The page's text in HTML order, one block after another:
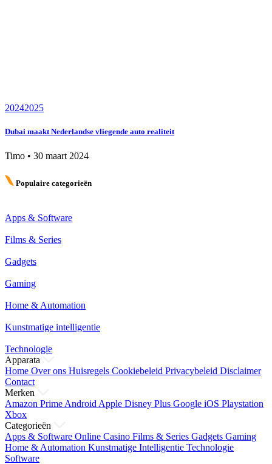
20242025
Dubai maakt Nederlandse vliegende auto realiteit
Timo • 30 maart 2024
Populaire categorieën
Apps & Software
Films & Series
Gadgets
Gaming
Home & Automation
Kunstmatige intelligentie
Technologie
Apparata
Home Over ons Huisregels Cookiebeleid Privacybeleid Disclaimer
Contact
Merken
Amazon Prime Android Apple Disney Plus Google iOS Playstation
Xbox
Categorieën
Apps & Software Online Casino Films & Series Gadgets Gaming
Home & Automation Kunstmatige Intelligentie Technologie
Software